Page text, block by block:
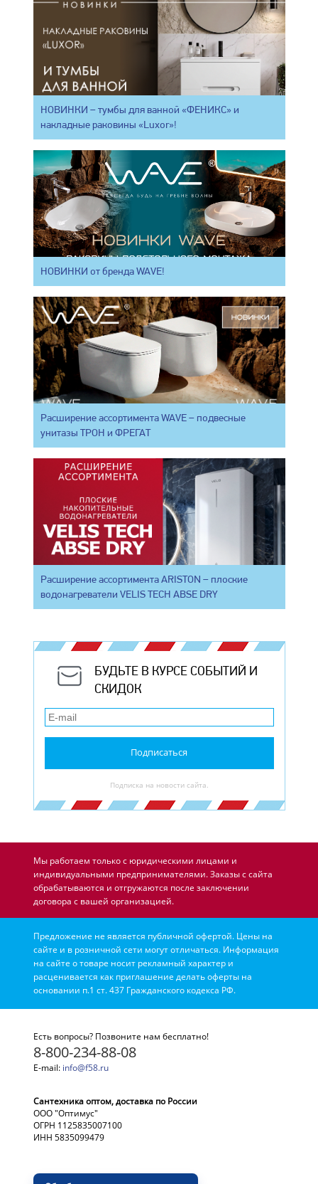
НОВИНКИ – тумбы для ванной «ФЕНИКС» и
накладные раковины «Luxor»!
НОВИНКИ от бренда WAVE!
Расширение ассортимента WAVE – подвесные
унитазы ТРОН и ФРЕГАТ
Расширение ассортимента ARISTON – плоские
водонагреватели VELIS TECH ABSE DRY
БУДЬТЕ В КУРСЕ СОБЫТИЙ И
СКИДОК
Подписаться
Подписка на новости сайта.
Мы работаем только с юридическими лицами и
индивидуальными предпринимателями. Заказы с сайта
обрабатываются и отгружаются после заключении
договора с вашей организацией.
Предложение не является публичной офертой. Цены на
сайте и в розничной сети могут отличаться. Информация
на сайте о товаре носит рекламный характер и
расценивается как приглашение делать оферты на
основании п.1 ст. 437 Гражданского кодекса РФ.
Есть вопросы? Позвоните нам бесплатно!
8-800-234-88-08
E-mail: info@f58.ru
Сантехника оптом, доставка по России
ООО "Оптимус"
ОГРН 1125835007100
ИНН 5835099479